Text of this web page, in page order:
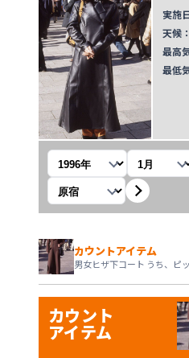
実施
天候：
最高
最低
年を選択
月を選択
観測地を選択
カウントアイテム
男女ヒザ下コート うち、ピ
カウント
アイテム